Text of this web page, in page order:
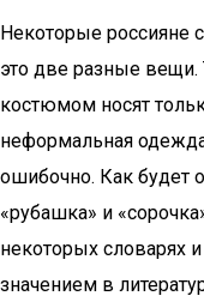
Некоторые россияне
это две разные вещи.
костюмом носят
неформальная
ошибочно. Как будет
«рубашка» и
некоторых словарях
значением в